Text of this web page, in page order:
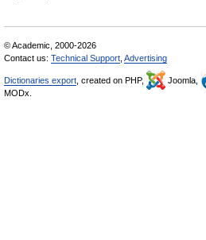
© Academic, 2000-2026
Contact us: Technical Support Advertising
Dictionaries export , created on PHP, Joomla,
MODx.